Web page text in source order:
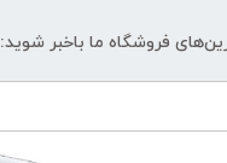
فروشگاه ما باخبر شوید: